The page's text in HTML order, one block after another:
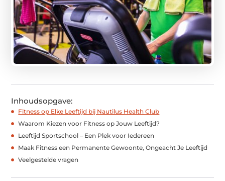
Inhoudsopgave:
Fitness op Elke Leeftijd bij Nautilus Health Club
Waarom Kiezen voor Fitness op Jouw Leeftijd?
Leeftijd Sportschool – Een Plek voor Iedereen
Maak Fitness een Permanente Gewoonte, Ongeacht Je Leeftijd
Veelgestelde vragen